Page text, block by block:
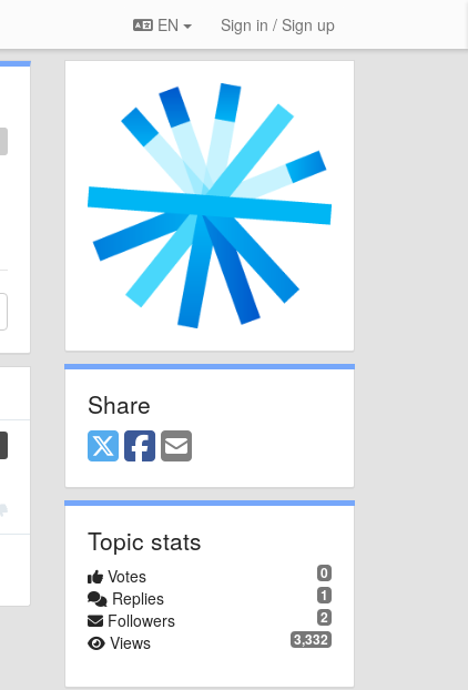
EN Sign in / Sign up
Share
Topic stats
0
Votes
1
Replies
2
Followers
3,332
Views